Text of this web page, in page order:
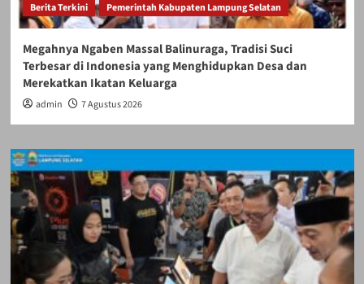
Berita Terkini Pemerintah Kabupaten Lampung Selatan
Megahnya Ngaben Massal Balinuraga, Tradisi Suci
Terbesar di Indonesia yang Menghidupkan Desa dan
Merekatkan Ikatan Keluarga
admin 7 Agustus 2026